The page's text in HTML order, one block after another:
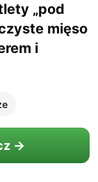
„pod
mięso
i
→